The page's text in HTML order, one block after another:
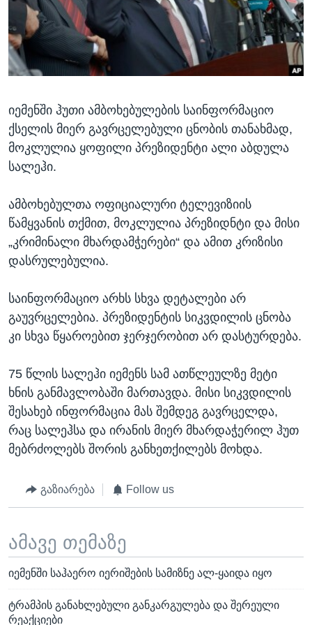
ᲡᲢᲣᲓᲘᲐ ᲕᲐᲨᲘᲜᲒᲢᲝᲜᲘ
ᲔᲙᲝᲜᲝᲛᲘᲙᲐ
ᲯᲐᲜᲛᲠᲗᲔᲚᲝᲑᲐ
ᲛᲔᲪᲜᲘᲔᲠᲔᲑᲐ
ᲙᲣᲚᲢᲣᲠᲐ
ᲒᲐᲚᲘᲚᲔᲝ
ᲓᲔᲖᲘᲜᲤᲝᲠᲛᲐᲪᲘᲐ
Learning English
ᲗᲕᲐᲚᲘ ᲒᲕᲐᲓᲔᲕᲜᲔᲗ
ენები
იემენში ჰუთი ამბოხებულების საინფორმაციო
ქსელის მიერ გავრცელებული ცნობის თანახმად,
მოკლულია ყოფილი პრეზიდენტი ალი აბდულა
სალეჰი.
ამბოხებულთა ოფიციალური ტელევიზიის
წამყვანის თქმით, მოკლულია პრეზიდნტი და მისი
„კრიმინალი მხარდამჭერები“ და ამით კრიზისი
დასრულებულია.
საინფორმაციო არხს სხვა დეტალები არ
გაუვრცელებია. პრეზიდენტის სიკვდილის ცნობა
კი სხვა წყაროებით ჯერჯერობით არ დასტურდება.
75 წლის სალეჰი იემენს სამ ათწლეულზე მეტი
ხნის განმავლობაში მართავდა. მისი სიკვდილის
შესახებ ინფორმაცია მას შემდეგ გავრცელდა,
რაც სალეჰსა და ირანის მიერ მხარდაჭერილ ჰუთ
მებრძოლებს შორის განხეთქილებს მოხდა.
გაზიარება Follow us
ამავე თემაზე
იემენში საჰაერო იერიშების სამიზნე ალ-ყაიდა იყო
ტრამპის განახლებული განკარგულება და შერეული
რეაქციები